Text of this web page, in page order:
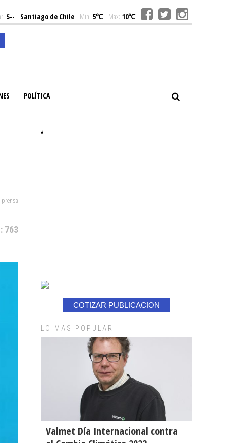
$-- Santiago de Chile Min: 5℃ Max: 10℃
POLÍTICA
763
#
COTIZAR PUBLICACION
LO MAS POPULAR
Valmet Día Internacional contra